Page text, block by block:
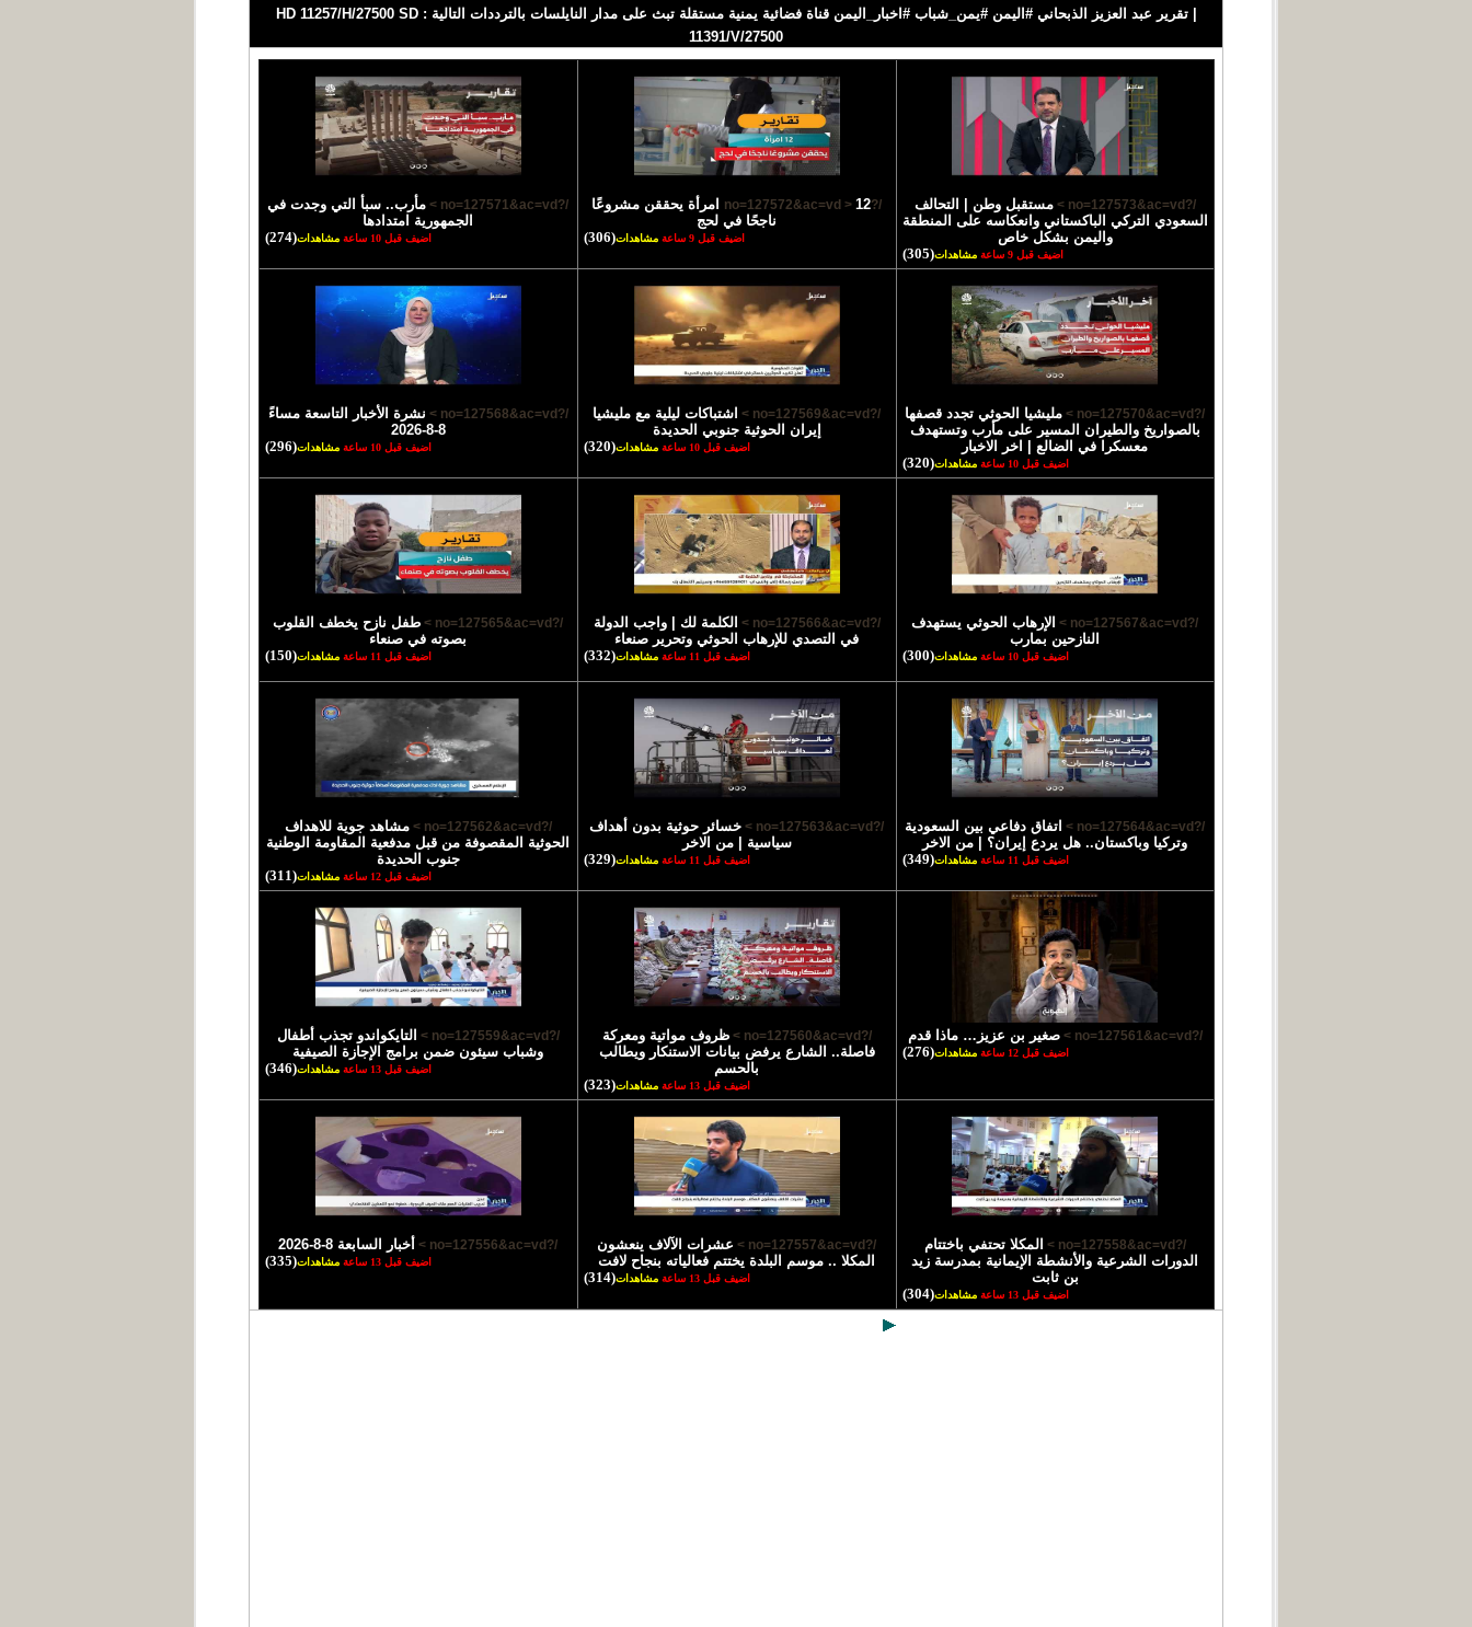
| تقرير عبد العزيز الذبحاني #اليمن #يمن_شباب #اخبار_اليمن قناة فضائية يمنية مستقلة تبث على مدار النايلسات بالترددات التالية : HD 11257/H/27500 SD
11391/V/27500
/?no=127573&ac=vd >
مستقبل وطن | التحالف
السعودي التركي الباكستاني وانعكاسه على المنطقة
واليمن بشكل خاص
اضيف قبل 9 ساعة مشاهدات(305)
/?no=127572&ac=vd >
12 امرأة يحققن مشروعًا
ناجحًا في لحج
اضيف قبل 9 ساعة مشاهدات(306)
/?no=127571&ac=vd >
مأرب.. سبأ التي وجدت في
الجمهورية امتدادها
اضيف قبل 10 ساعة مشاهدات(274)
/?no=127570&ac=vd >
مليشيا الحوثي تجدد قصفها
بالصواريخ والطيران المسير على مأرب وتستهدف
معسكرا في الضالع | اخر الاخبار
اضيف قبل 10 ساعة مشاهدات(320)
/?no=127569&ac=vd >
اشتباكات ليلية مع مليشيا
إيران الحوثية جنوبي الحديدة
اضيف قبل 10 ساعة مشاهدات(320)
/?no=127568&ac=vd >
نشرة الأخبار التاسعة مساءً
8-8-2026
اضيف قبل 10 ساعة مشاهدات(296)
/?no=127567&ac=vd >
الإرهاب الحوثي يستهدف
النازحين بمارب
اضيف قبل 10 ساعة مشاهدات(300)
/?no=127566&ac=vd >
الكلمة لك | واجب الدولة
في التصدي للإرهاب الحوثي وتحرير صنعاء
اضيف قبل 11 ساعة مشاهدات(332)
/?no=127565&ac=vd >
طفل نازح يخطف القلوب
بصوته في صنعاء
اضيف قبل 11 ساعة مشاهدات(150)
/?no=127564&ac=vd >
اتفاق دفاعي بين السعودية
وتركيا وباكستان.. هل يردع إيران؟ | من الاخر
اضيف قبل 11 ساعة مشاهدات(349)
/?no=127563&ac=vd >
خسائر حوثية بدون أهداف
سياسية | من الاخر
اضيف قبل 11 ساعة مشاهدات(329)
/?no=127562&ac=vd >
مشاهد جوية للاهداف
الحوثية المقصوفة من قبل مدفعية المقاومة الوطنية
جنوب الحديدة
اضيف قبل 12 ساعة مشاهدات(311)
/?no=127561&ac=vd > صغير بن عزيز… ماذا قدم
اضيف قبل 12 ساعة مشاهدات(276)
/?no=127560&ac=vd >
ظروف مواتية ومعركة
فاصلة.. الشارع يرفض بيانات الاستنكار ويطالب
بالحسم
اضيف قبل 13 ساعة مشاهدات(323)
/?no=127559&ac=vd >
التايكواندو تجذب أطفال
وشباب سيئون ضمن برامج الإجازة الصيفية
اضيف قبل 13 ساعة مشاهدات(346)
/?no=127558&ac=vd >
المكلا تحتفي باختتام
الدورات الشرعية والأنشطة الإيمانية بمدرسة زيد
بن ثابت
اضيف قبل 13 ساعة مشاهدات(304)
/?no=127557&ac=vd >
عشرات الآلاف ينعشون
المكلا .. موسم البلدة يختتم فعالياته بنجاح لافت
اضيف قبل 13 ساعة مشاهدات(314)
/?no=127556&ac=vd > أخبار السابعة 8-8-2026
اضيف قبل 13 ساعة مشاهدات(335)